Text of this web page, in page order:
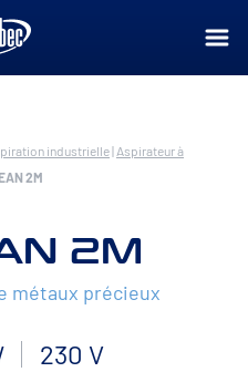
industrielle| Aspirateur à
2M
2M
métaux précieux
230 V